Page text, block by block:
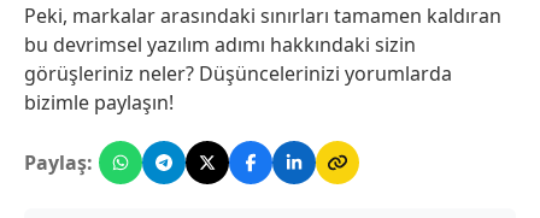
Peki, markalar arasındaki sınırları tamamen kaldıran
bu devrimsel yazılım adımı hakkındaki sizin
görüşleriniz neler? Düşüncelerinizi yorumlarda
bizimle paylaşın!
Paylaş: